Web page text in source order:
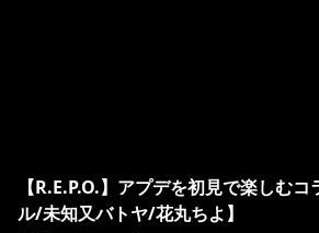
【R.E.P.O.】アプデを初見で楽しむ
ル/未知又バトヤ/花丸ちよ】